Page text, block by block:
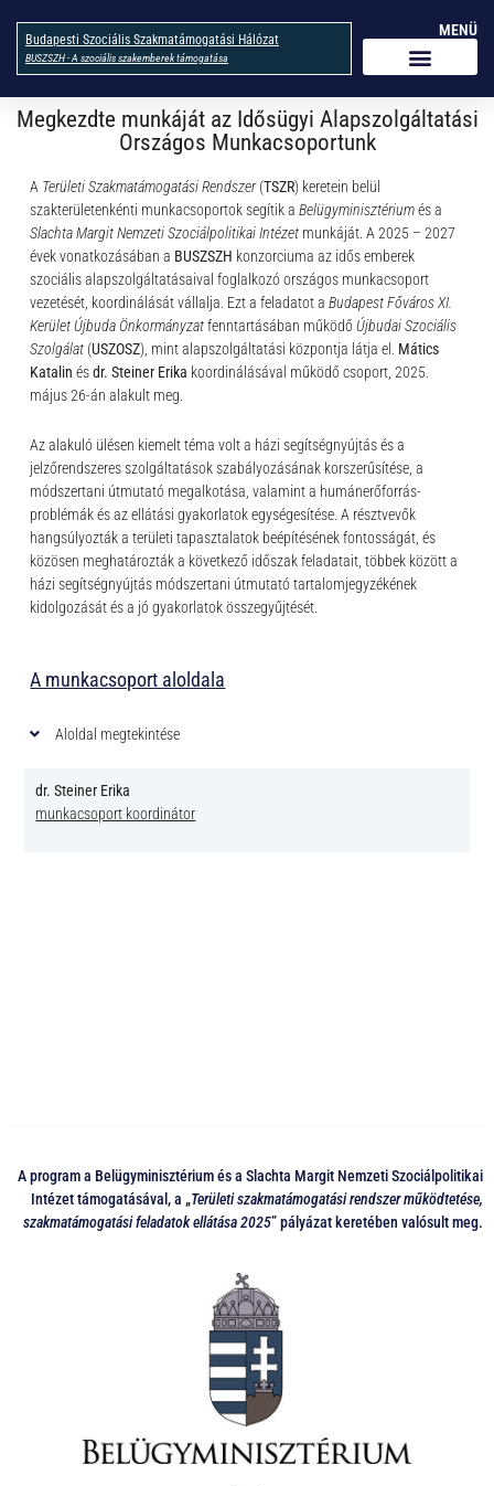
Budapesti Szociális Szakmatámogatási Hálózat
BUSZSZH - A szociális szakemberek támogatása
MENÜ
Megkezdte munkáját az Idősügyi Alapszolgáltatási
Országos Munkacsoportunk
A Területi Szakmatámogatási Rendszer(TSZR) keretein belül
szakterületenkénti munkacsoportok segítik aBelügyminisztériumés a
Slachta Margit Nemzeti Szociálpolitikai Intézet munkáját. A 2025 – 2027
évek vonatkozásában a BUSZSZH konzorciuma az idős emberek
szociális alapszolgáltatásaival foglalkozó országos munkacsoport
vezetését, koordinálását vállalja. Ezt a feladatot aBudapest Főváros XI.
Kerület Újbuda Önkormányzatfenntartásában működőÚjbudai Szociális
Szolgálat (USZOSZ), mint alapszolgáltatási központja látja el. Mátics
Katalin ésdr. Steiner Erika koordinálásával működő csoport, 2025.
május 26-án alakult meg.
Az alakuló ülésen kiemelt téma volt a házi segítségnyújtás és a
jelzőrendszeres szolgáltatások szabályozásának korszerűsítése, a
módszertani útmutató megalkotása, valamint a humánerőforrás-
problémák és az ellátási gyakorlatok egységesítése. A résztvevők
hangsúlyozták a területi tapasztalatok beépítésének fontosságát, és
közösen meghatározták a következő időszak feladatait, többek között a
házi segítségnyújtás módszertani útmutató tartalomjegyzékének
kidolgozását és a jó gyakorlatok összegyűjtését.
A munkacsoport aloldala
Aloldal megtekintése
dr. Steiner Erika
munkacsoport koordinátor
A program a Belügyminisztérium és a Slachta Margit Nemzeti Szociálpolitikai
Intézet támogatásával, a „Területi szakmatámogatási rendszer működtetése,
szakmatámogatási feladatok ellátása 2025” pályázat keretében valósult meg.